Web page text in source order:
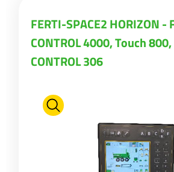
Svenska
日本語
FERTI-SPACE2 HORIZON -
CONTROL 4000, Touch
CONTROL 306